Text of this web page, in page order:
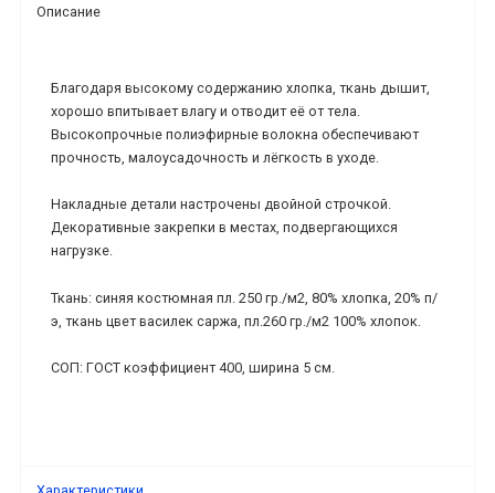
Описание
Благодаря высокому содержанию хлопка, ткань дышит,
хорошо впитывает влагу и отводит её от тела.
Высокопрочные полиэфирные волокна обеспечивают
прочность, малоусадочность и лёгкость в уходе.
Накладные детали настрочены двойной строчкой.
Декоративные закрепки в местах, подвергающихся
нагрузке.
Ткань: синяя костюмная пл. 250 гр./м2, 80% хлопка, 20% п/
э, ткань цвет василек саржа, пл.260 гр./м2 100% хлопок.
СОП: ГОСТ коэффициент 400, ширина 5 см.